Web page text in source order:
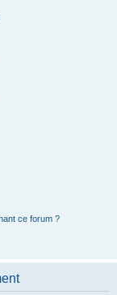
ce forum ?